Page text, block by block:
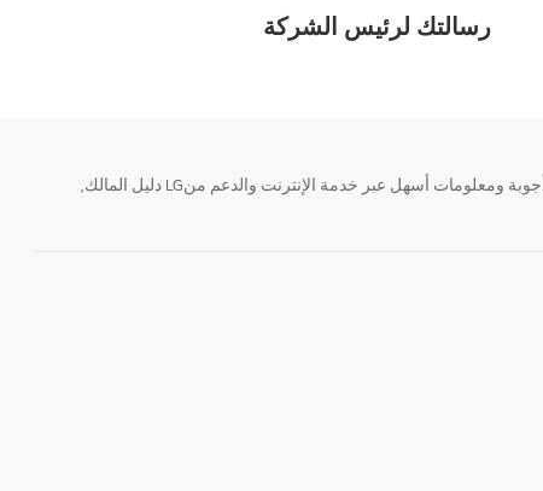
رسالتك لرئيس الشركة
تحتاج معلومة؟ او لديك سؤال ؟ يمكننا المساعدة. سواء كنت فى حاجة الى حجز منتجك او التواصل مع احد ممثلى دعم LG أو الحصول على خدمة صيانة. إيجاد أجوبة ومعلومات أسهل عبر خدمة الإنترنت والدعم منLG دليل المالك,